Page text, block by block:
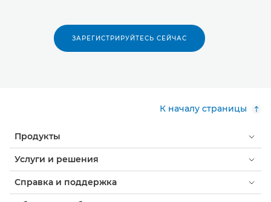
ЗАРЕГИСТРИРУЙТЕСЬ СЕЙЧАС
К началу страницы
Продукты
Услуги и решения
Справка и поддержка